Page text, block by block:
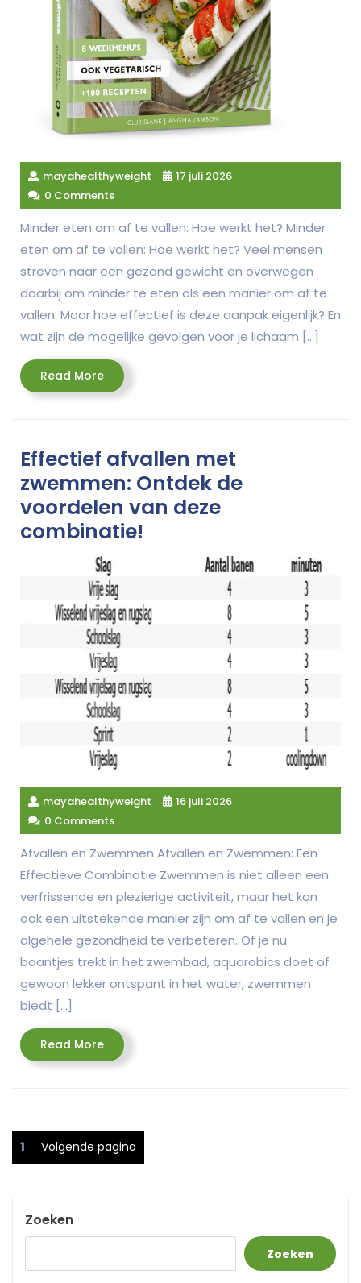
mayahealthyweight
17 juli 2026
0 Comments
Minder eten om af te vallen: Hoe werkt het? Minder
eten om af te vallen: Hoe werkt het? Veel mensen
streven naar een gezond gewicht en overwegen
daarbij om minder te eten als een manier om af te
vallen. Maar hoe effectief is deze aanpak eigenlijk? En
wat zijn de mogelijke gevolgen voor je lichaam […]
Read MoreRead
More
Effectief afvallen met
zwemmen: Ontdek de
voordelen van deze
combinatie!
mayahealthyweight
16 juli 2026
0 Comments
Afvallen en Zwemmen Afvallen en Zwemmen: Een
Effectieve Combinatie Zwemmen is niet alleen een
verfrissende en plezierige activiteit, maar het kan
ook een uitstekende manier zijn om af te vallen en je
algehele gezondheid te verbeteren. Of je nu
baantjes trekt in het zwembad, aquarobics doet of
gewoon lekker ontspant in het water, zwemmen
biedt […]
Read MoreRead
More
Posts
pagination
Pagina
1 Volgende pagina
Zoeken
Zoeken